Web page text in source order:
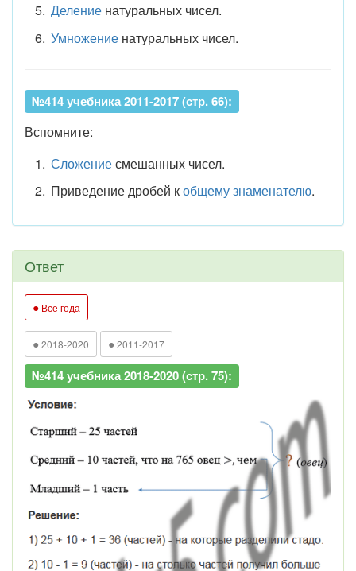
Делениенатуральных чисел.
Умножениенатуральных чисел.
№414 учебника 2011-2017 (стр. 66):
Вспомните:
Сложениесмешанных чисел.
Приведение дробей кобщему знаменателю.
Ответ
● Все года
● 2018-2020 ● 2011-2017
№414 учебника 2018-2020 (стр. 75):